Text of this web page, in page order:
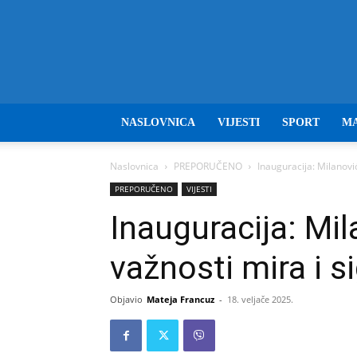
NASLOVNICA VIJESTI SPORT
Naslovnica PREPORUČENO Inauguracija:
PREPORUČENO VIJESTI
Inauguracija:
važnosti mira i
Objavio Mateja Francuz - 18. veljače 2025.